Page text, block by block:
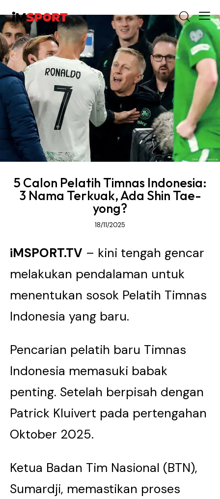
5 Calon Pelatih Timnas Indonesia:
3 Nama Terkuak, Ada Shin Tae-
yong?
18/11/2025
iMSPORT.TV – kini tengah gencar
melakukan pendalaman untuk
menentukan sosok Pelatih Timnas
Indonesia yang baru.
Pencarian pelatih baru Timnas
Indonesia memasuki babak
penting. Setelah berpisah dengan
Patrick Kluivert pada pertengahan
Oktober 2025.
Ketua Badan Tim Nasional (BTN),
Sumardji, memastikan proses